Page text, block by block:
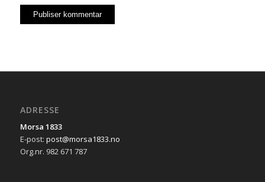
ADRESSE
Morsa 1833
E-post: post@morsa1833.no
Org.nr. 982 671 787